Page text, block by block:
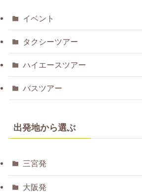
イベント
タクシーツアー
ハイエースツアー
バスツアー
出発地から選ぶ
三宮発
大阪発